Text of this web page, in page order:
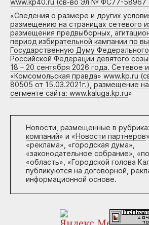
«Сведения о размере и других
размещению на страницах сетевого
размещения предвыборных,
период избирательной кампании по
Государственную Думу
Российской Федерации девятого
18 – 20 сентября 2026 года. Сетевое
«Комсомольская правда» www.kp.ru
80505 от 15.03.2021г.), размещение
сегменте сайта: www.kaluga.kp.ru»
Новости, размещенные в
компаний» и «Новости партнеров
«реклама», «городская дума»,
«законодательное собрание»,
«область», «Городской голова
публикуются на договорной,
информационной основе.